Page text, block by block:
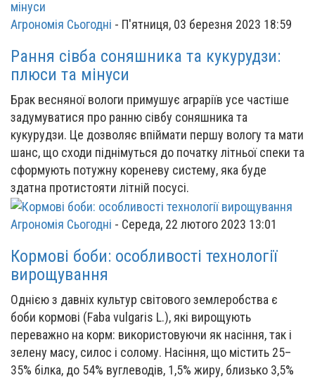
Агрономія Сьогодні - П'ятниця, 03 березня 2023 18:59
Рання сівба соняшника та кукурудзи:
плюси та мінуси
Брак весняної вологи примушує аграріїв усе частіше
задумуватися про ранню сівбу соняшника та
кукурудзи. Це дозволяє впіймати першу вологу та мати
шанс, що сходи піднімуться до початку літньої спеки та
сформують потужну кореневу систему, яка буде
здатна протистояти літній посусі.
Агрономія Сьогодні - Середа, 22 лютого 2023 13:01
Кормові боби: особливості технології
вирощування
Однією з давніх культур світового землеробства є
боби кормові (Faba vulgaris L.), які вирощують
переважно на корм: використовуючи як насіння, так і
зелену масу, силос і солому. Насіння, що містить 25–
35% білка, до 54% вуглеводів, 1,5% жиру, близько 3,5%